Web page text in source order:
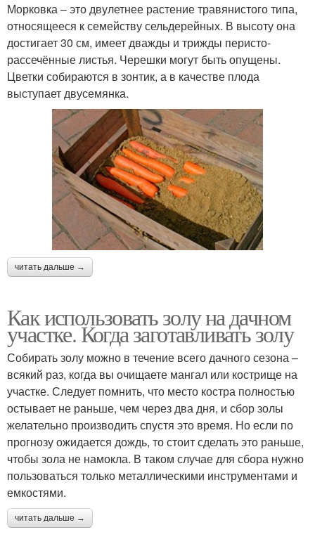
Морковка – это двулетнее растение травянистого типа,
относящееся к семейству сельдерейных. В высоту она
достигает 30 см, имеет дважды и трижды перисто-
рассечённые листья. Черешки могут быть опущены.
Цветки собираются в зонтик, а в качестве плода
выступает двусемянка.
читать дальше →
Как использовать золу на дачном
участке. Когда заготавливать золу
Собирать золу можно в течение всего дачного сезона –
всякий раз, когда вы очищаете мангал или кострище на
участке. Следует помнить, что место костра полностью
остывает не раньше, чем через два дня, и сбор золы
желательно производить спустя это время. Но если по
прогнозу ожидается дождь, то стоит сделать это раньше,
чтобы зола не намокла. В таком случае для сбора нужно
пользоваться только металлическими инструментами и
емкостями.
читать дальше →